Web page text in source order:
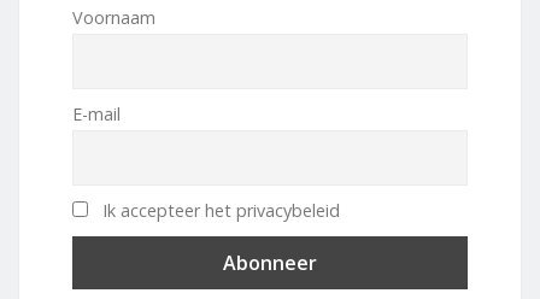
Voornaam
E-mail
Ik accepteer het privacybeleid